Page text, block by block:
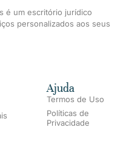
é um escritório jurídico
personalizados aos seus
Ajuda
Termos de Uso
Políticas de
Privacidade